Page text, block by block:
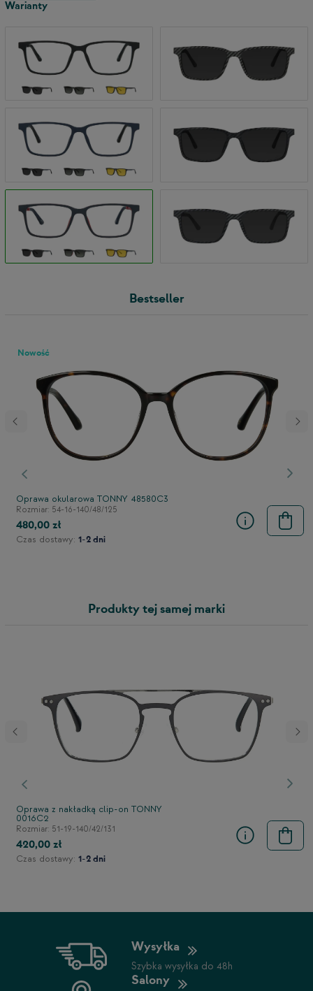
Warianty
Bestseller
Poprzedni
Nowość
Oprawa okularowa TONNY 48580C3
Rozmiar: 54-16-140/48/125
480,00 zł
Czas dostawy: 1-2 dni
Produkty tej samej marki
Poprzedni
Oprawa z nakładką clip-on TONNY
0016C2
Rozmiar: 51-19-140/42/131
420,00 zł
Czas dostawy: 1-2 dni
Wysyłka
Szybka wysyłka do 48h
Salony